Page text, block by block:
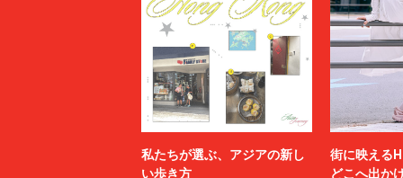
私たちが選ぶ、アジアの新し
い歩き方
街に映える
どこへ出か